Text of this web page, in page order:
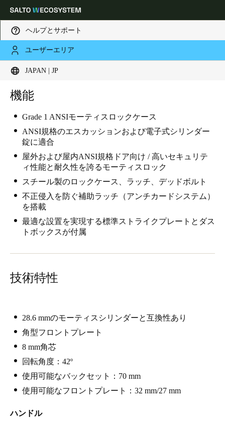
ヘルプとサポート
ユーザーエリア
JAPAN | JP
Choose your location and language settings
Global
Japan|Japanese
China
Korean
Korean English
Singapore
Hong Kong
Japan
Japanese
Australia / New Zealand
機能
Grade 1 ANSIモーティスロックケース
ANSI規格のエスカッションおよび電子式シリンダー
錠に適合
屋外および屋内ANSI規格ドア向け / 高いセキュリテ
ィ性能と耐久性を誇るモーティスロック
スチール製のロックケース、ラッチ、デッドボルト
不正侵入を防ぐ補助ラッチ（アンチカードシステム）
を搭載
最適な設置を実現する標準ストライクプレートとダス
トボックスが付属
技術特性
28.6 mmのモーティスシリンダーと互換性あり
角型フロントプレート
8 mm角芯
回転角度：42º
使用可能なバックセット：70 mm
使用可能なフロントプレート：32 mm/27 mm
ハンドル